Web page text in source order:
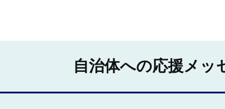
自治体への応援メッ